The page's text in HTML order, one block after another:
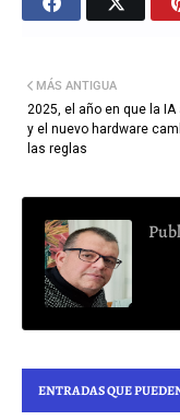
MÁS ANTIGUA
2025, el año en que la IA
y el nuevo hardware
las reglas
ENTRADAS QUE